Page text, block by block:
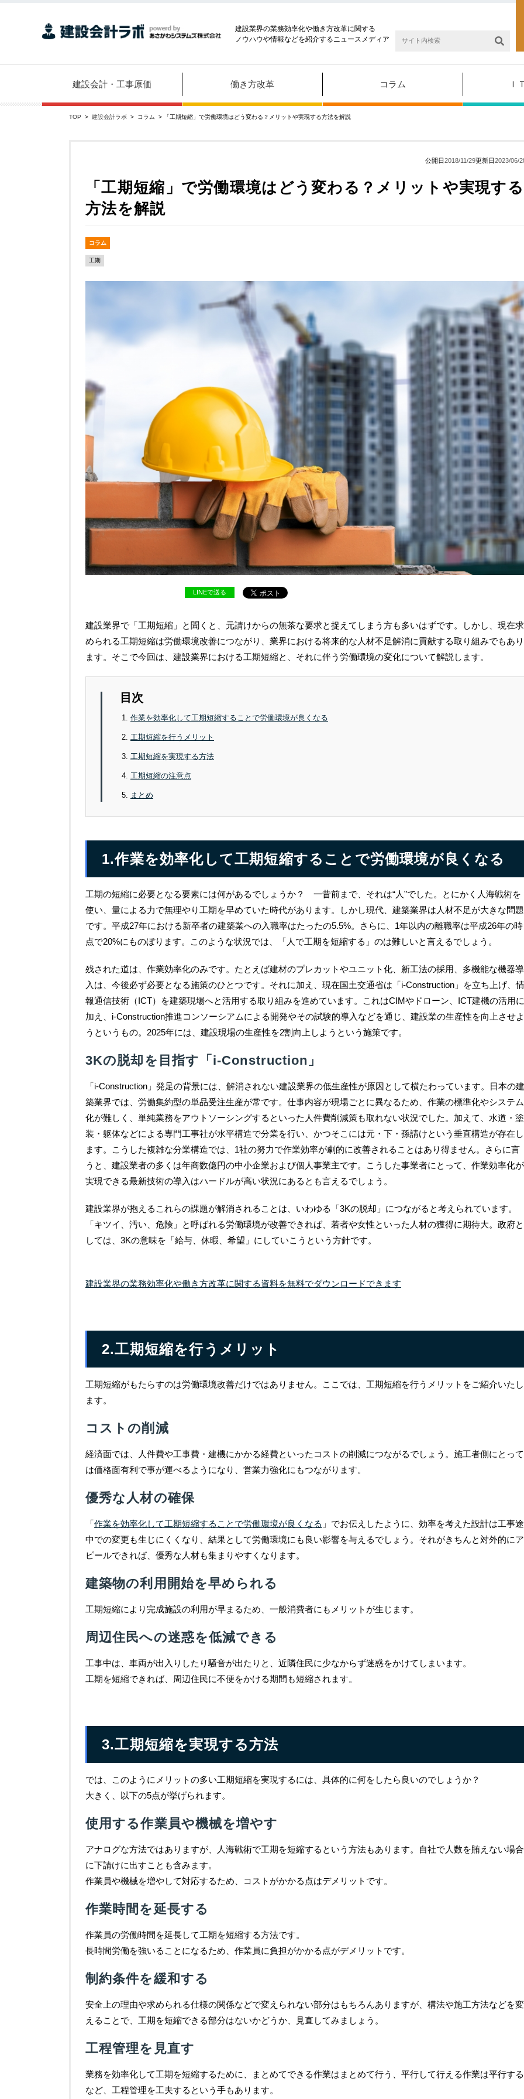
建設業界の業務効率化や働き方改革に関する
ノウハウや情報などを紹介するニュースメディア
建設会計・工事原価 働き方改革 コラム Ｉ
TOP > 建設会計ラボ > コラム > 「工期短縮」で労働環境はどう変わる？メリットや実現する方法を解説
公開日2018/11/29更新日2023/06/
「工期短縮」で労働環境はどう変わる？メリットや実現する
方法を解説
コラム
工期
LINEで送る
建設業界で「工期短縮」と聞くと、元請けからの無茶な要求と捉えてしまう方も多いはずです。しかし、現在求
められる工期短縮は労働環境改善につながり、業界における将来的な人材不足解消に貢献する取り組みでもあり
ます。そこで今回は、建設業界における工期短縮と、それに伴う労働環境の変化について解説します。
目次
作業を効率化して工期短縮することで労働環境が良くなる
工期短縮を行うメリット
工期短縮を実現する方法
工期短縮の注意点
まとめ
1.作業を効率化して工期短縮することで労働環境が良くなる
工期の短縮に必要となる要素には何があるでしょうか？ 一昔前まで、それは“人”でした。とにかく人海戦術を
使い、量による力で無理やり工期を早めていた時代があります。しかし現代、建築業界は人材不足が大きな問題
です。平成27年における新卒者の建築業への入職率はたったの5.5%。さらに、1年以内の離職率は平成26年の時
点で20%にものぼります。このような状況では、「人で工期を短縮する」のは難しいと言えるでしょう。
残された道は、作業効率化のみです。たとえば建材のプレカットやユニット化、新工法の採用、多機能な機器導
入は、今後必ず必要となる施策のひとつです。それに加え、現在国土交通省は「i-Construction」を立ち上げ、情
報通信技術（ICT）を建築現場へと活用する取り組みを進めています。これはCIMやドローン、ICT建機の活用に
加え、i-Construction推進コンソーシアムによる開発やその試験的導入などを通じ、建設業の生産性を向上させよ
うというもの。2025年には、建設現場の生産性を2割向上しようという施策です。
3Kの脱却を目指す「i-Construction」
「i-Construction」発足の背景には、解消されない建設業界の低生産性が原因として横たわっています。日本の建
築業界では、労働集約型の単品受注生産が常です。仕事内容が現場ごとに異なるため、作業の標準化やシステム
化が難しく、単純業務をアウトソーシングするといった人件費削減策も取れない状況でした。加えて、水道・塗
装・躯体などによる専門工事社が水平構造で分業を行い、かつそこには元・下・孫請けという垂直構造が存在し
ます。こうした複雑な分業構造では、1社の努力で作業効率が劇的に改善されることはあり得ません。さらに言
うと、建設業者の多くは年商数億円の中小企業および個人事業主です。こうした事業者にとって、作業効率化が
実現できる最新技術の導入はハードルが高い状況にあるとも言えるでしょう。
建設業界が抱えるこれらの課題が解消されることは、いわゆる「3Kの脱却」につながると考えられています。
「キツイ、汚い、危険」と呼ばれる労働環境が改善できれば、若者や女性といった人材の獲得に期待大。政府と
しては、3Kの意味を「給与、休暇、希望」にしていこうという方針です。
建設業界の業務効率化や働き⽅改⾰に関する資料を無料でダウンロードできます
2.工期短縮を行うメリット
工期短縮がもたらすのは労働環境改善だけではありません。ここでは、工期短縮を行うメリットをご紹介いたし
ます。
コストの削減
経済面では、人件費や工事費・建機にかかる経費といったコストの削減につながるでしょう。施工者側にとって
は価格面有利で事が運べるようになり、営業力強化にもつながります。
優秀な人材の確保
「作業を効率化して工期短縮することで労働環境が良くなる 」でお伝えしたように、効率を考えた設計は工事途
中での変更も生じにくくなり、結果として労働環境にも良い影響を与えるでしょう。それがきちんと対外的にア
ピールできれば、優秀な人材も集まりやすくなります。
建築物の利用開始を早められる
工期短縮により完成施設の利用が早まるため、一般消費者にもメリットが生じます。
周辺住民への迷惑を低減できる
工事中は、車両が出入りしたり騒音が出たりと、近隣住民に少なからず迷惑をかけてしまいます。
工期を短縮できれば、周辺住民に不便をかける期間も短縮されます。
3.工期短縮を実現する方法
では、このようにメリットの多い工期短縮を実現するには、具体的に何をしたら良いのでしょうか？
大きく、以下の5点が挙げられます。
使用する作業員や機械を増やす
アナログな方法ではありますが、人海戦術で工期を短縮するという方法もあります。自社で人数を賄えない場合
に下請けに出すことも含みます。
作業員や機械を増やして対応するため、コストがかかる点はデメリットです。
作業時間を延長する
作業員の労働時間を延長して工期を短縮する方法です。
長時間労働を強いることになるため、作業員に負担がかかる点がデメリットです。
制約条件を緩和する
安全上の理由や求められる仕様の関係などで変えられない部分はもちろんありますが、構法や施工方法などを変
えることで、工期を短縮できる部分はないかどうか、見直してみましょう。
工程管理を見直す
業務を効率化して工期を短縮するために、まとめてできる作業はまとめて行う、平行して行える作業は平行する
など、工程管理を工夫するという手もあります。